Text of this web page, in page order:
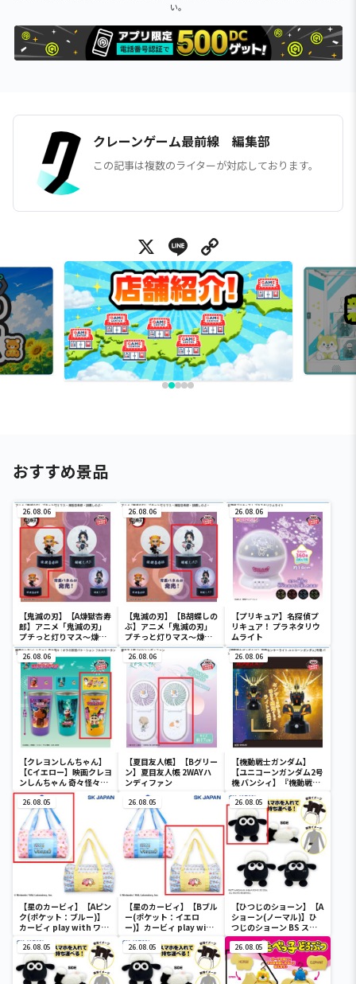
い。
クレーンゲーム最前線 編集部
この記事は複数のライターが対応しております。
X Line
おすすめ景品
26.08.06
【鬼滅の刃】【A煉獄杏寿
郎】アニメ「鬼滅の刃」
プチっと灯りマス～煉獄
杏寿郎・胡蝶しのぶ～
26.08.06
【鬼滅の刃】【B胡蝶しの
ぶ】アニメ「鬼滅の刃」
プチっと灯りマス～煉獄
杏寿郎・胡蝶しのぶ～
26.08.06
【プリキュア】名探偵プ
リキュア！ プラネタリウ
ムライト
26.08.06
【クレヨンしんちゃん】
【Cイエロー】映画クレヨ
ンしんちゃん 奇々怪々！
オラの妖怪バケ～ション
フルカラータンブラー
26.08.06
【夏目友人帳】【Bグリー
ン】夏目友人帳 2WAYハ
ンディファン
26.08.06
【機動戦士ガンダム】
【ユニコーンガンダム2号
機 バンシィ】『機動戦士
ーライト-ユニコーンガン
ダム2号機 バンシィ（デ
ストロイモード）-
26.08.05
【星のカービィ】【Aピン
ク(ポケット：ブルー)】
カービィ play with ワド
ルディ ボストンバッグ
26.08.05
【星のカービィ】【Bブル
ー(ポケット：イエロ
ー)】カービィ play with
ワドルディ ボストンバッ
グ
26.08.05
【ひつじのショーン】【A
ショーン(ノーマル)】ひ
つじのショーン BS スマ
ホショーンルダー
26.08.05 26.08.05 26.08.05